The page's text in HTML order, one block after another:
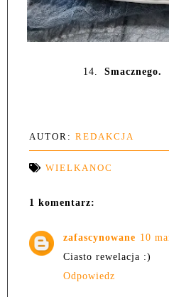
14. Smacznego.
AUTOR: REDAKCJA
WIELKANOC
1 komentarz:
zafascynowane 10
Ciasto rewelacja :)
Odpowiedz